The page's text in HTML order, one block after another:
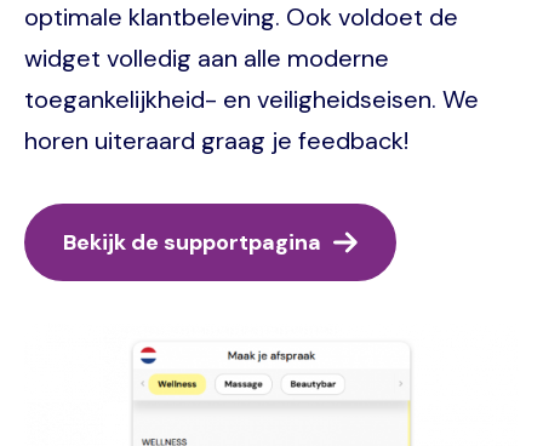
optimale klantbeleving. Ook voldoet de
widget volledig aan alle moderne
toegankelijkheid- en veiligheidseisen. We
horen uiteraard graag je feedback!
Bekijk de supportpagina